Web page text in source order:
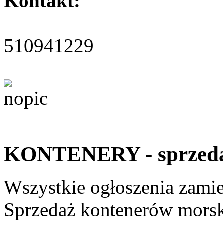
510941229
KONTENERY -
Wszystkie ogłoszenia
Sprzedaż kontenerów